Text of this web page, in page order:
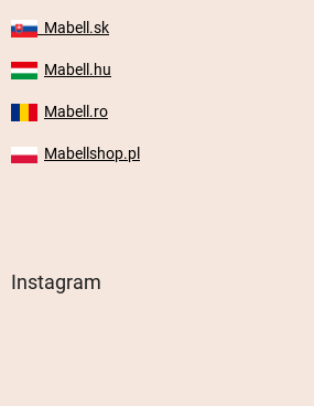
Mabell.sk
Mabell.hu
Mabell.ro
Mabellshop.pl
Instagram